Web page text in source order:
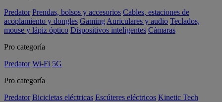
Predator Prendas, bolsos y accesorios Cables, estaciones de
acoplamiento y dongles Gaming Auriculares y audio Teclados,
mouse y lápiz óptico Dispositivos inteligentes Cámaras
Pro categoría
Predator Wi-Fi 5G
Pro categoría
Predator Bicicletas eléctricas Escúteres eléctricos Kinetic Tech